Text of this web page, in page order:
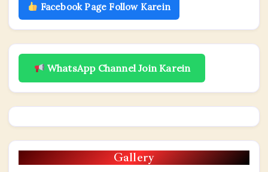
Facebook Page Follow Karein
WhatsApp Channel Join Karein
Gallery